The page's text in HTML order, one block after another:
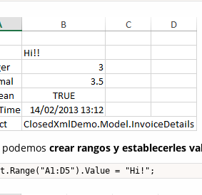
crear rangos y establecerles
= "Hi!";